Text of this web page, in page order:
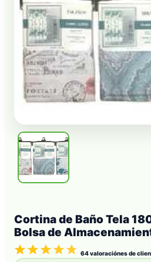
Cortina de Baño Tela
Bolsa de
64valoraciónes de